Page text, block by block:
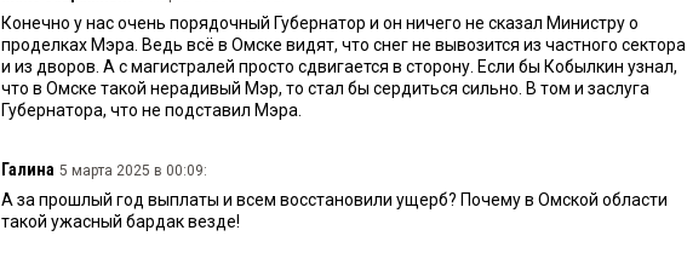
Конечно у нас очень порядочный Губернатор и он ничего не сказал Министру о
проделках Мэра. Ведь всё в Омске видят, что снег не вывозится из частного сектора
и из дворов. А с магистралей просто сдвигается в сторону. Если бы Кобылкин узнал,
что в Омске такой нерадивый Мэр, то стал бы сердиться сильно. В том и заслуга
Губернатора, что не подставил Мэра.
Галина 5 марта 2025 в 00:09:
А за прошлый год выплаты и всем восстановили ущерб? Почему в Омской области
такой ужасный бардак везде!